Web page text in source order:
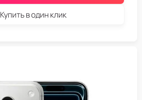
Купить в один клик